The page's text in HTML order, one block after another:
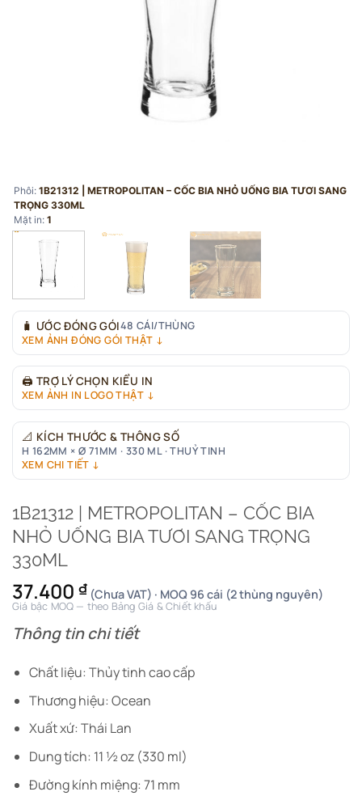
Phôi: 1B21312 | METROPOLITAN – CỐC BIA NHỎ UỐNG BIA TƯƠI SANG
TRỌNG 330ML
Mặt in: 1
🧳 ƯỚC ĐÓNG GÓI48 CÁI/THÙNG
XEM ẢNH ĐÓNG GÓI THẬT ↓
🖨 TRỢ LÝ CHỌN KIỂU IN
XEM ẢNH IN LOGO THẬT ↓
📐 KÍCH THƯỚC & THÔNG SỐ
H 162MM × Ø 71MM · 330 ML · THUỶ TINH
XEM CHI TIẾT ↓
1B21312 | METROPOLITAN – CỐC BIA
NHỎ UỐNG BIA TƯƠI SANG TRỌNG
330ML
37.400 ₫ (Chưa VAT) · MOQ 96 cái (2 thùng nguyên)
Giá bậc MOQ — theo Bảng Giá & Chiết khấu
Thông tin chi tiết
Chất liệu: Thủy tinh cao cấp
Thương hiệu: Ocean
Xuất xứ: Thái Lan
Dung tích: 11 ½ oz (330 ml)
Đường kính miệng: 71 mm